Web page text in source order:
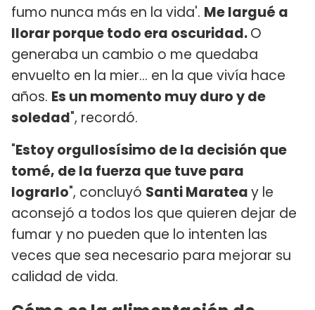
fumo nunca más en la vida'. Me largué a
llorar porque todo era oscuridad.O
generaba un cambio o me quedaba
envuelto en la mier... en la que vivía hace
años. Es un momento muy duro y de
soledad", recordó.
"Estoy orgullosísimo de la decisión que
tomé, de la fuerza que tuve para
lograrlo", concluyó Santi Marateay le
aconsejó a todos los que quieren dejar de
fumar y no pueden que lo intenten las
veces que sea necesario para mejorar su
calidad de vida.